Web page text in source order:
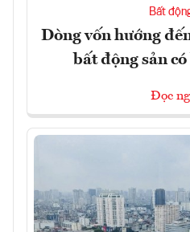
Bất
Dòng vốn hướng
bất động sản
Đọc